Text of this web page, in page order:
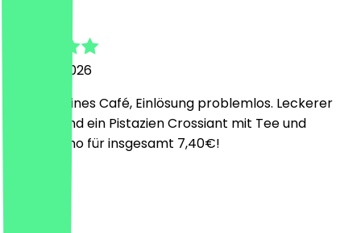
29. März 2026
Nettes kleines Café, Einlösung problemlos. Leckerer
Brownie und ein Pistazien Crossiant mit Tee und
Cappuchino für insgesamt 7,40€!